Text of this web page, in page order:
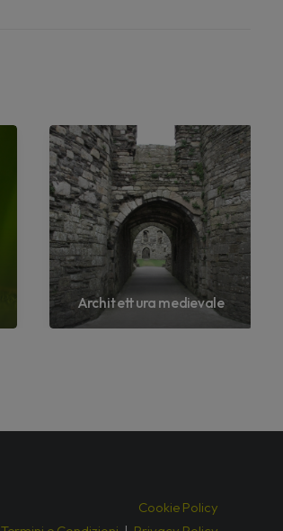
Architettura medievale
Cookie Policy